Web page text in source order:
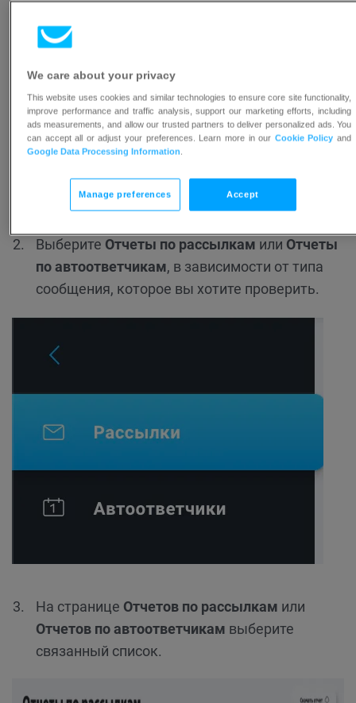
Обратите внимание, что мы не предлагаем помощь с
HTML. Убедитесь, что вы знакомы с кодированием,
проконсультироваться.
Где я могу найти статистику
Перейдите вОтчеты.
Выберите Отчеты по рассылкам или Отчеты
по автоответчикам, в зависимости от типа
сообщения, которое вы хотите проверить.
На странице Отчетов по рассылкам или
Отчетов по автоответчикам выберите
связанный список.
We care about your privacy
This website uses cookies and similar technologies to ensure core site functionality,
improve performance and traffic analysis, support our marketing efforts, including
ads measurements, and allow our trusted partners to deliver personalized ads. You
can accept all or adjust your preferences. Learn more in our Cookie Policy and
Google Data Processing Information
Manage preferences Accept